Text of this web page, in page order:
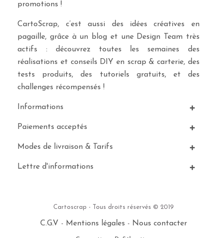
promotions !
CartoScrap, c’est aussi des idées créatives en
pagaille, grâce à un blog et une Design Team très
actifs : découvrez toutes les semaines des
réalisations et conseils DIY en scrap & carterie, des
tests produits, des tutoriels gratuits, et des
challenges récompensés !
Informations
Paiements acceptés
Modes de livraison & Tarifs
Lettre d'informations
Cartoscrap - Tous droits réservés © 2019
C.G.V - Mentions légales - Nous contacter